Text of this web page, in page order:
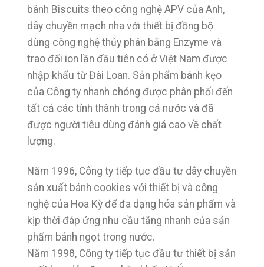
bánh Biscuits theo công nghệ APV của Anh,
dây chuyền mạch nha với thiết bị đồng bộ
dùng công nghệ thủy phân bằng Enzyme và
trao đổi ion lần đầu tiên có ở Việt Nam được
nhập khẩu từ Đài Loan. Sản phẩm bánh kẹo
của Công ty nhanh chóng được phân phối đến
tất cả các tỉnh thành trong cả nước và đã
được người tiêu dùng đánh giá cao về chất
lượng.
Năm 1996, Công ty tiếp tục đầu tư dây chuyền
sản xuất bánh cookies với thiết bị và công
nghệ của Hoa Kỳ để đa dạng hóa sản phẩm và
kịp thời đáp ứng nhu cầu tăng nhanh của sản
phẩm bánh ngọt trong nước.
Năm 1998, Công ty tiếp tục đầu tư thiết bị sản